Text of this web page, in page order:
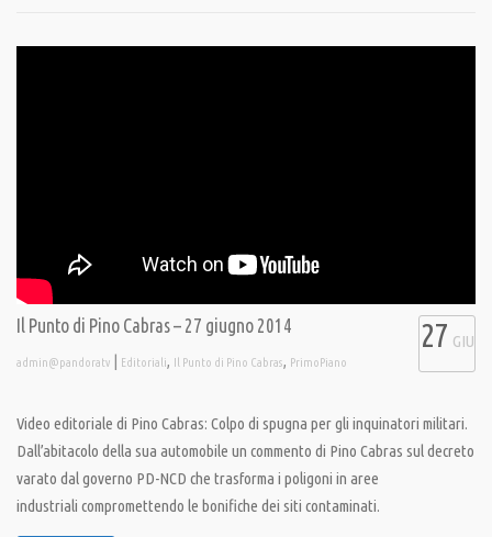
Il Punto di Pino Cabras – 27 giugno 2014
admin@pandoratv | Editoriali, Il Punto di Pino Cabras, PrimoPiano
27 GIU
Video editoriale di Pino Cabras: Colpo di spugna per gli inquinatori militari.
Dall’abitacolo della sua automobile un commento di Pino Cabras sul decreto
varato dal governo PD-NCD che trasforma i poligoni in aree
industriali compromettendo le bonifiche dei siti contaminati.